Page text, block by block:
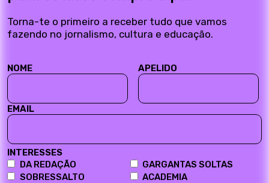
Torna-te o primeiro a receber tudo que vamos
fazendo no jornalismo, cultura e educação.
NOME APELIDO
EMAIL
INTERESSES
DA REDAÇÃO
SOBRESSALTO
GARGANTAS SOLTAS
ACADEMIA